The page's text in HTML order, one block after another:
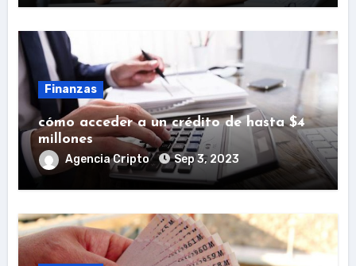
Finanzas
cómo acceder a un crédito de hasta $4
millones
Agencia Cripto Sep 3, 2023